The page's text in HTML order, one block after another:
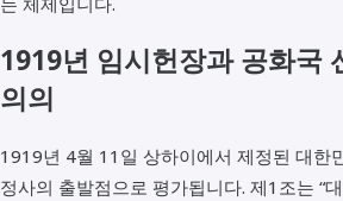
1919년 임시헌장과 공화국
의의
1919년 4월 11일 상하이에서 제정된 대한
정사의 출발점으로 평가됩니다. 제1조는 “